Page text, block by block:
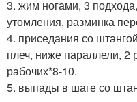
3. жим ногами, 3
утомления, разминка
4. приседания со
плеч, ниже параллели, 2
рабочих*8-10.
5. выпады в шаге со